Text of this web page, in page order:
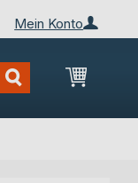
Mein Konto
Mein